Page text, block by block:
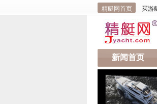
精艇网首页 买游
新闻首页